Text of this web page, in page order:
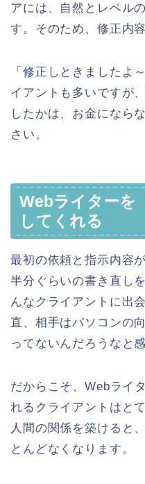
アには、自然とレベル
す。そのため、修正内
「修正しときましたよ
イアントも多いですが
したかは、お金になら
さい。
Webライターを
してくれる
最初の依頼と指示内容
半分ぐらいの書き直し
んなクライアントに出
直、相手はパソコンの
ってないんだろうなと
だからこそ、Webライ
れるクライアントはと
人間の関係を築けると
とんどなくなります。